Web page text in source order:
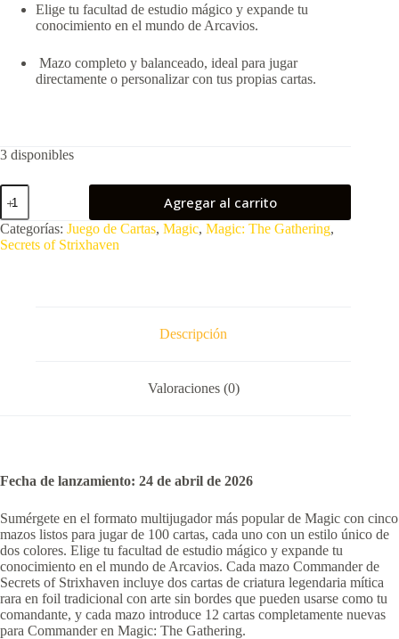
Elige tu facultad de estudio mágico y expande tu
conocimiento en el mundo de Arcavios.
Mazo completo y balanceado, ideal para jugar
directamente o personalizar con tus propias cartas.
3 disponibles
MTG:
Secrets
of
Strixhaven
Commander
Agregar al carrito
Categorías: Juego de Cartas, Magic, Magic: The Gathering,
Secrets of Strixhaven
Descripción
Valoraciones (0)
Fecha de lanzamiento: 24 de abril de 2026
Sumérgete en el formato multijugador más popular de Magic con cinco
mazos listos para jugar de 100 cartas, cada uno con un estilo único de
dos colores. Elige tu facultad de estudio mágico y expande tu
conocimiento en el mundo de Arcavios. Cada mazo Commander de
Secrets of Strixhaven incluye dos cartas de criatura legendaria mítica
rara en foil tradicional con arte sin bordes que pueden usarse como tu
comandante, y cada mazo introduce 12 cartas completamente nuevas
para Commander en Magic: The Gathering.